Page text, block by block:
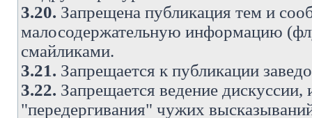
3.20. Запрещена публикация тем и
малосодержательную информацию
смайликами.
3.21. Запрещается к публикации
3.22. Запрещается ведение
"передергивания" чужих